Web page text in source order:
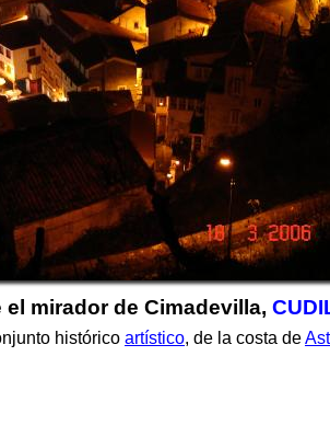
mirador de Cimadevilla,
histórico artístico, de la costa de